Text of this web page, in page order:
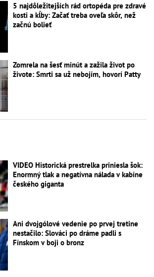
5 najdôležitejších rád ortopéda pre zdravé
kosti a kĺby: Začať treba oveľa skôr, než
začnú bolieť
Zomrela na šesť minút a zažila život po
živote: Smrti sa už nebojím, hovorí Patty
VIDEO Historická prestrelka priniesla šok:
Enormný tlak a negatívna nálada v kabíne
českého giganta
Ani dvojgólové vedenie po prvej tretine
nestačilo: Slováci po dráme padli s
Fínskom v boji o bronz